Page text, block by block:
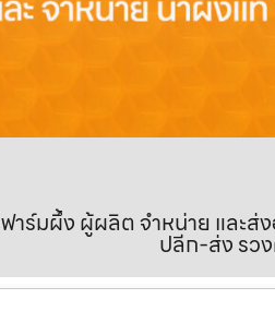
ฟาร์มผึ้ง ผู้ผลิต จำหน่าย และส่
ปลีก-ส่ง รว